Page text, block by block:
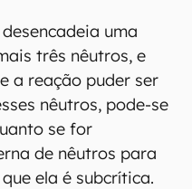
uma
três nêutros, e
a reação puder ser
nêutros, pode-se
se for
de nêutros para
ela é subcrítica.